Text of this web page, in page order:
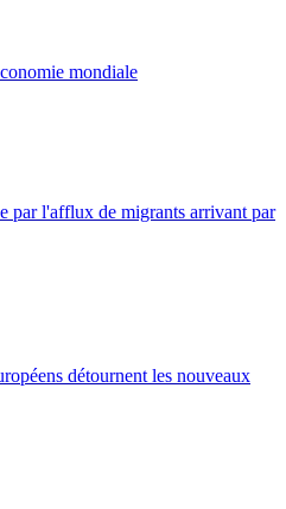
mondiale
par l'afflux de migrants arrivant par
détournent les nouveaux